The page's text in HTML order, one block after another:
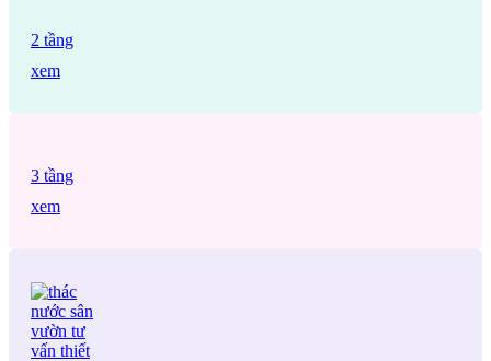
2 tầng
xem
3 tầng
xem